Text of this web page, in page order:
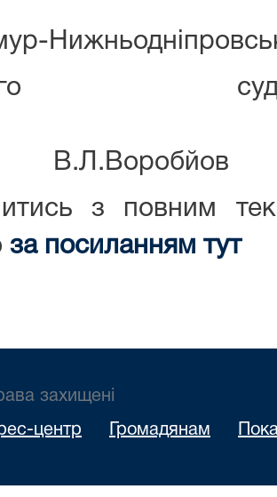
з повним
за посиланням тут
захищені
центр Громадянам